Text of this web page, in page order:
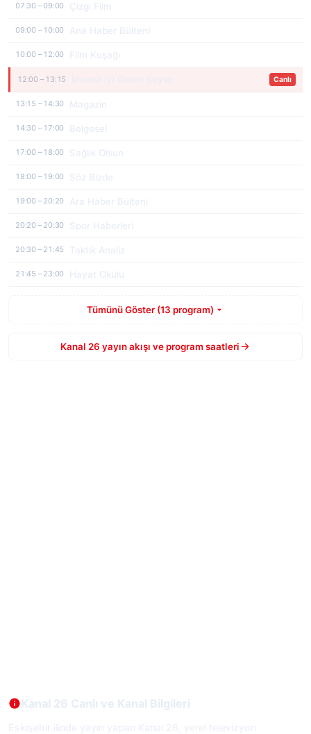
07:30 – 09:00
09:00 – 10:00
10:00 – 12:00
12:00 – 13:15 Canlı
13:15 – 14:30
14:30 – 17:00
17:00 – 18:00
18:00 – 19:00
19:00 – 20:20
20:20 – 20:30
20:30 – 21:45
21:45 – 23:00
Tümünü Göster (13 program)
Kanal 26 yayın akışı ve program saatleri